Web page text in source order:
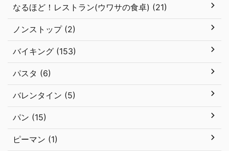
なるほど！レストラン(ウワサの食卓) (21)
ノンストップ (2)
バイキング (153)
パスタ (6)
バレンタイン (5)
パン (15)
ピーマン (1)